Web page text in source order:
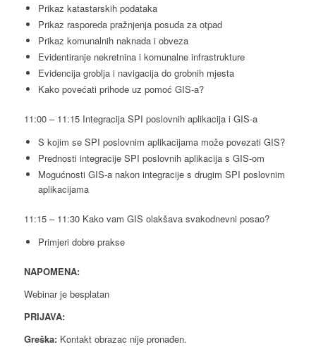
Prikaz katastarskih podataka
Prikaz rasporeda pražnjenja posuda za otpad
Prikaz komunalnih naknada i obveza
Evidentiranje nekretnina i komunalne infrastrukture
Evidencija groblja i navigacija do grobnih mjesta
Kako povećati prihode uz pomoć GIS-a?
11:00 – 11:15 Integracija SPI poslovnih aplikacija i GIS-a
S kojim se SPI poslovnim aplikacijama može povezati GIS?
Prednosti integracije SPI poslovnih aplikacija s GIS-om
Mogućnosti GIS-a nakon integracije s drugim SPI poslovnim
aplikacijama
11:15 – 11:30 Kako vam GIS olakšava svakodnevni posao?
Primjeri dobre prakse
NAPOMENA:
Webinar je besplatan
PRIJAVA:
Greška:Kontakt obrazac nije pronađen.